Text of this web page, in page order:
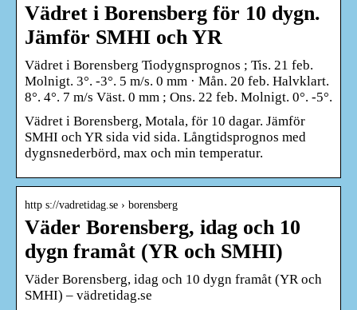
Vädret i Borensberg för 10 dygn.
Jämför SMHI och YR
Vädret i Borensberg Tiodygnsprognos ; Tis. 21 feb.
Molnigt. 3°. -3°. 5 m/s. 0 mm · Mån. 20 feb. Halvklart.
8°. 4°. 7 m/s Väst. 0 mm ; Ons. 22 feb. Molnigt. 0°. -5°.
Vädret i Borensberg, Motala, för 10 dagar. Jämför
SMHI och YR sida vid sida. Långtidsprognos med
dygnsnederbörd, max och min temperatur.
http s://vadretidag.se › borensberg
Väder Borensberg, idag och 10
dygn framåt (YR och SMHI)
Väder Borensberg, idag och 10 dygn framåt (YR och
SMHI) – vädretidag.se